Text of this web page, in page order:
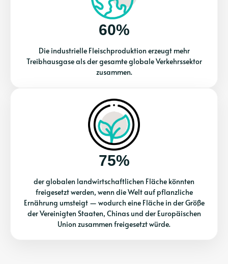
60%
Die industrielle Fleischproduktion erzeugt mehr
Treibhausgase als der gesamte globale Verkehrssektor
zusammen.
75%
der globalen landwirtschaftlichen Fläche könnten
freigesetzt werden, wenn die Welt auf pflanzliche
Ernährung umsteigt — wodurch eine Fläche in der Größe
der Vereinigten Staaten, Chinas und der Europäischen
Union zusammen freigesetzt würde.